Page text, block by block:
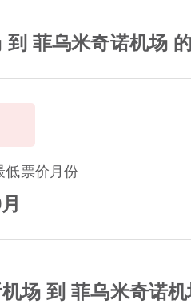
菲乌米奇诺机场
低票价月份
场 到 菲乌米奇诺